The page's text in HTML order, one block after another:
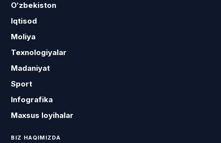
O‘zbekiston
Iqtisod
Moliya
Texnologiyalar
Madaniyat
Sport
Infografika
Maxsus loyihalar
BIZ HAQIMIZDA